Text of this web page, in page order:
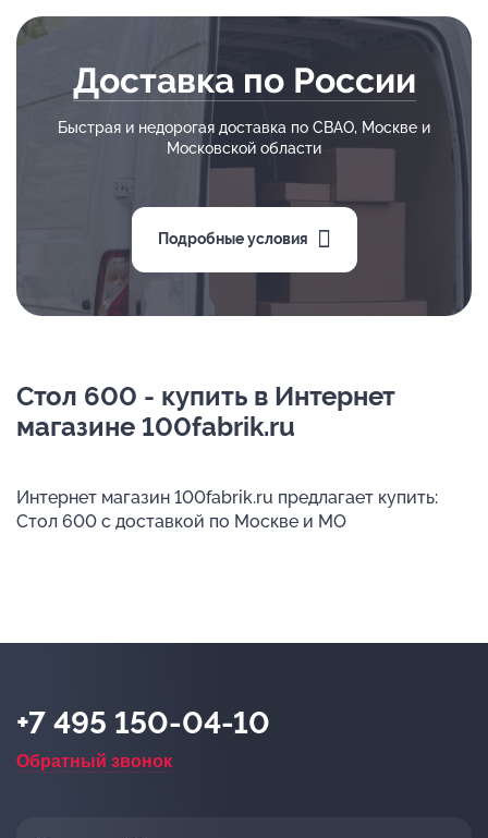
Доставка по России
Быстрая и недорогая доставка по СВАО, Москве и
Московской области
Подробные условия
Стол 600 - купить в Интернет
магазине 100fabrik.ru
Интернет магазин 100fabrik.ru предлагает купить:
Стол 600 с доставкой по Москве и МО
+7 495 150-04-10
Обратный звонок